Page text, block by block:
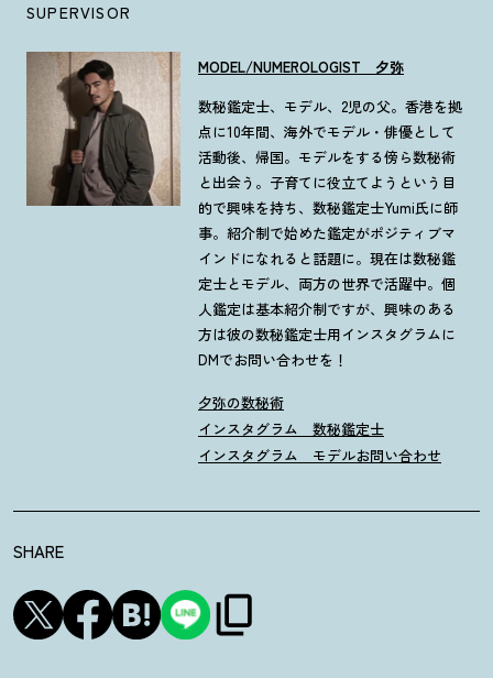
SUPERVISOR
MODEL/NUMEROLOGIST 夕弥
数秘鑑定士、モデル、2児の父。香港を拠
点に10年間、海外でモデル・俳優として
活動後、帰国。モデルをする傍ら数秘術
と出会う。子育てに役立てようという目
的で興味を持ち、数秘鑑定士Yumi氏に師
事。紹介制で始めた鑑定がポジティブマ
インドになれると話題に。現在は数秘鑑
定士とモデル、両方の世界で活躍中。個
人鑑定は基本紹介制ですが、興味のある
方は彼の数秘鑑定士用インスタグラムに
DMでお問い合わせを！
夕弥の数秘術
インスタグラム 数秘鑑定士
インスタグラム モデルお問い合わせ
SHARE